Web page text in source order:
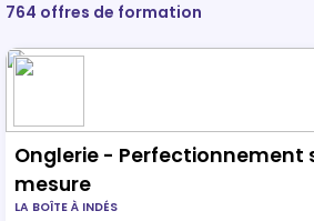
764 offres de formation
Onglerie - Perfectionnement
mesure
LA BOÎTE À INDÉS